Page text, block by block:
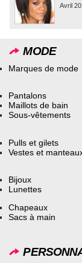
Avril
MODE
Marques de mode
Pantalons
Maillots de bain
Sous-vêtements
Pulls et gilets
Vestes et
Bijoux
Lunettes
Chapeaux
Sacs à main